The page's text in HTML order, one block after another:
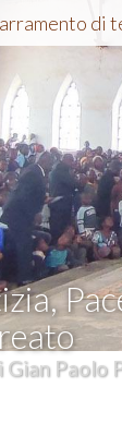
di
Gian Paolo